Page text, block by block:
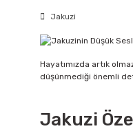
Jakuzi
Hayatımızda artık
düşünmediği önemli
Jakuzi